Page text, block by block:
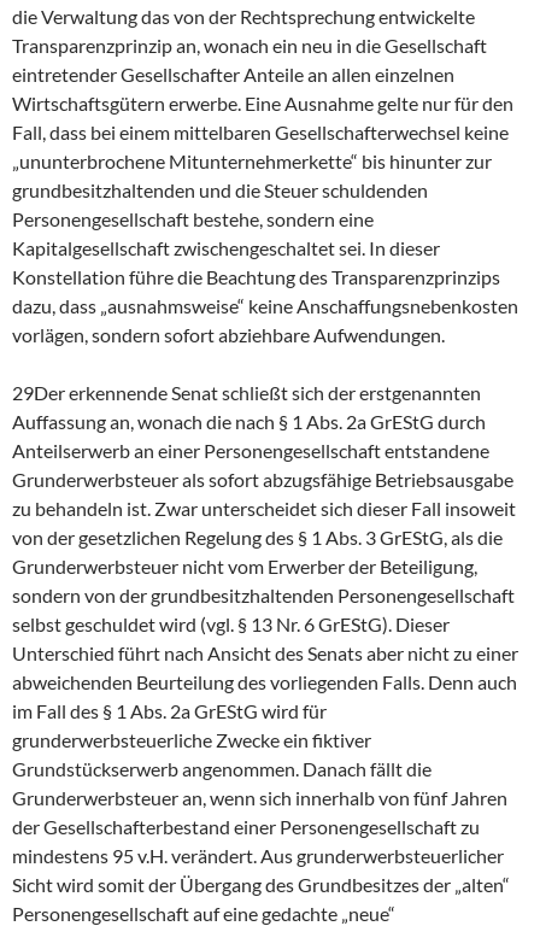
die Verwaltung das von der Rechtsprechung entwickelte
Transparenzprinzip an, wonach ein neu in die Gesellschaft
eintretender Gesellschafter Anteile an allen einzelnen
Wirtschaftsgütern erwerbe. Eine Ausnahme gelte nur für den
Fall, dass bei einem mittelbaren Gesellschafterwechsel keine
„ununterbrochene Mitunternehmerkette“ bis hinunter zur
grundbesitzhaltenden und die Steuer schuldenden
Personengesellschaft bestehe, sondern eine
Kapitalgesellschaft zwischengeschaltet sei. In dieser
Konstellation führe die Beachtung des Transparenzprinzips
dazu, dass „ausnahmsweise“ keine Anschaffungsnebenkosten
vorlägen, sondern sofort abziehbare Aufwendungen.
29Der erkennende Senat schließt sich der erstgenannten
Auffassung an, wonach die nach § 1 Abs. 2a GrEStG durch
Anteilserwerb an einer Personengesellschaft entstandene
Grunderwerbsteuer als sofort abzugsfähige Betriebsausgabe
zu behandeln ist. Zwar unterscheidet sich dieser Fall insoweit
von der gesetzlichen Regelung des § 1 Abs. 3 GrEStG, als die
Grunderwerbsteuer nicht vom Erwerber der Beteiligung,
sondern von der grundbesitzhaltenden Personengesellschaft
selbst geschuldet wird (vgl. § 13 Nr. 6 GrEStG). Dieser
Unterschied führt nach Ansicht des Senats aber nicht zu einer
abweichenden Beurteilung des vorliegenden Falls. Denn auch
im Fall des § 1 Abs. 2a GrEStG wird für
grunderwerbsteuerliche Zwecke ein fiktiver
Grundstückserwerb angenommen. Danach fällt die
Grunderwerbsteuer an, wenn sich innerhalb von fünf Jahren
der Gesellschafterbestand einer Personengesellschaft zu
mindestens 95 v.H. verändert. Aus grunderwerbsteuerlicher
Sicht wird somit der Übergang des Grundbesitzes der „alten“
Personengesellschaft auf eine gedachte „neue“